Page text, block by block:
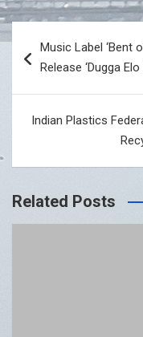
navigation
Music Label ‘Bent
Release ‘Dugga Elo
Indian Plastics
Related Posts